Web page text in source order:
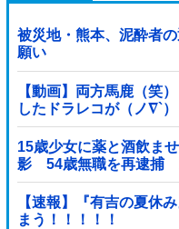
被災地・熊本、泥酔者
願い
【動画】両方馬鹿（笑
したドラレコが（ノ∇`）
15歳少女に薬と酒飲ま
影 54歳無職を再逮捕
【速報】『有吉の夏休
まう！！！！！